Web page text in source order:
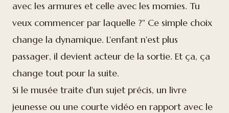
avec les armures et celle avec les momies. Tu
veux commencer par laquelle ?" Ce simple choix
change la dynamique. L'enfant n'est plus
passager, il devient acteur de la sortie. Et ça, ça
change tout pour la suite.
Si le musée traite d'un sujet précis, un livre
jeunesse ou une courte vidéo en rapport avec le